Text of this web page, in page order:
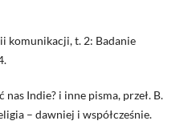
komunikacji, t. 2: Badanie
Indie? i inne pisma, przeł. B.
– dawniej i współcześnie.